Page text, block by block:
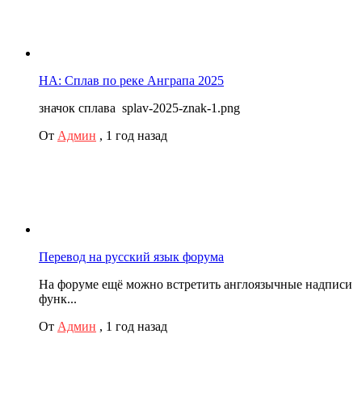
НА: Сплав по реке Анграпа 2025
значок сплава splav-2025-znak-1.png
От Админ , 1 год назад
Перевод на русский язык форума
На форуме ещё можно встретить англоязычные надписи
функ...
От Админ , 1 год назад